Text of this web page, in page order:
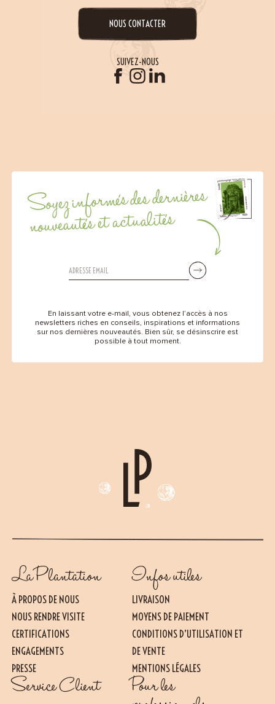
NOUS CONTACTER
SUIVEZ-NOUS
Soyez informés des dernières
nouveautés et actualités
En laissant votre e-mail, vous obtenez l’accès à nos
newsletters riches en conseils, inspirations et informations
sur nos dernières nouveautés. Bien sûr, se désinscrire est
possible à tout moment.
La Plantation
À PROPOS DE NOUS
NOUS RENDRE VISITE
CERTIFICATIONS
ENGAGEMENTS
PRESSE
Infos utiles
LIVRAISON
MOYENS DE PAIEMENT
CONDITIONS D’UTILISATION ET
DE VENTE
MENTIONS LÉGALES
Service Client Pour les
Essentiel
CES COOKIES SONT NÉCESSAIRES AU BON FONCTIONNEMENT DU SITE. ILS NE